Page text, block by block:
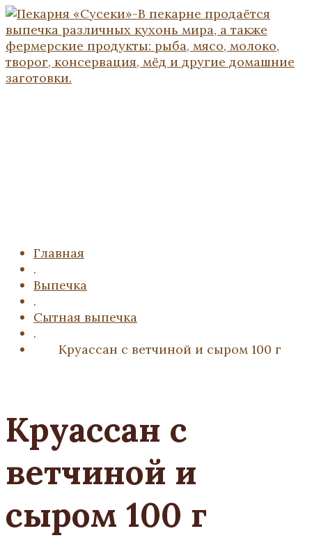
Главная
.
Выпечка
.
Сытная выпечка
.
Круассан с ветчиной и сыром 100 г
Круассан с
ветчиной и
сыром 100 г